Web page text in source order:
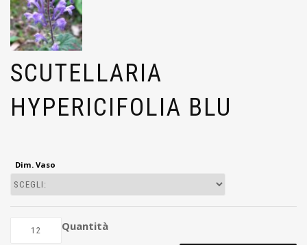
SCUTELLARIA
HYPERICIFOLIA BLU
Dim. Vaso
Quantità